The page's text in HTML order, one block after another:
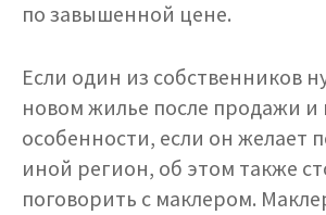
по завышенной цене.
Если один из собственников
новом жилье после продажи и
особенности, если он желает
иной регион, об этом также
поговорить с маклером.